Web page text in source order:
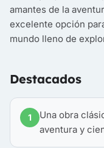
amantes de la
excelente opción
mundo lleno de
Destacados
1 Una obra
aventura y